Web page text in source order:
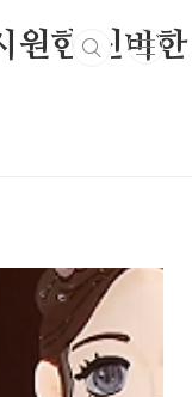
원한 신비한